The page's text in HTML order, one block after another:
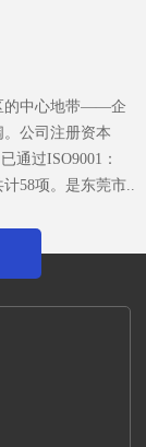
的中心地带——企
公司注册资本
通过ISO9001：
58项。是东莞市
联合会副主席单
控装备行业协会
、广东省胶粘剂